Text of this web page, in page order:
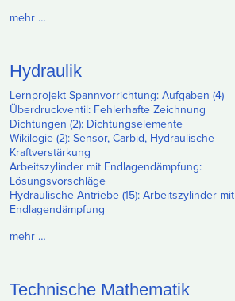
mehr …
Hydraulik
Lernprojekt Spannvorrichtung: Aufgaben (4)
Überdruckventil: Fehlerhafte Zeichnung
Dichtungen (2): Dichtungselemente
Wikilogie (2): Sensor, Carbid, Hydraulische
Kraftverstärkung
Arbeitszylinder mit Endlagendämpfung:
Lösungsvorschläge
Hydraulische Antriebe (15): Arbeitszylinder mit
Endlagendämpfung
mehr …
Technische Mathematik